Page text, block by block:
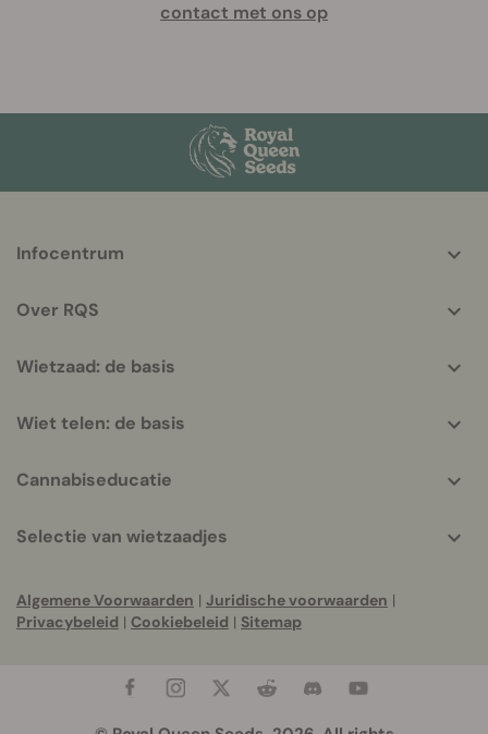
contact met ons op
helpful
Infocentrum
Over RQS
Wietzaad: de basis
Wiet telen: de basis
Cannabiseducatie
Selectie van wietzaadjes
Algemene Voorwaarden | Juridische voorwaarden |
Privacybeleid | Cookiebeleid | Sitemap